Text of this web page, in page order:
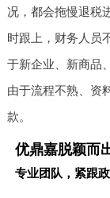
况，都会拖慢退税
时跟上，财务人员
于新企业、新商品
由于流程不熟、资
款。
优鼎嘉脱颖而
专业团队，紧跟